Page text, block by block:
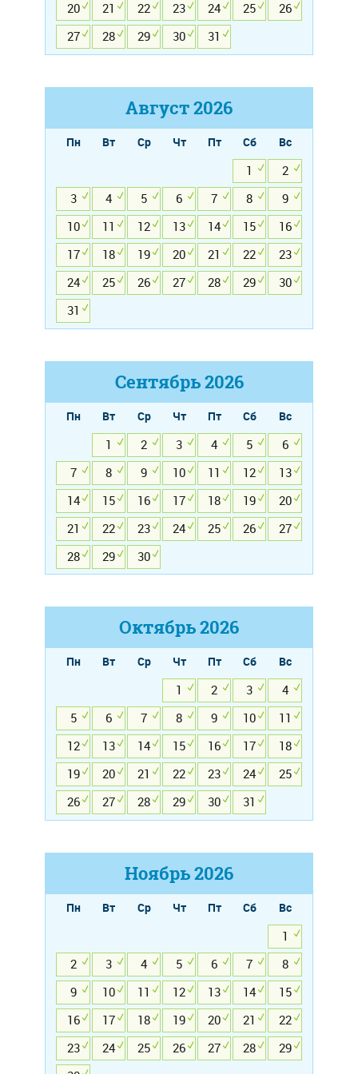
20
21 22 23 24 25
26
27
28 29 30 31
Август2026
Пн Вт Ср Чт Пт Сб
Вс
1
2
3
4 5 6 7 8
9
10
11 12 13 14 15
16
17
18 19 20 21 22
23
24
25 26 27 28 29
30
31
Сентябрь2026
Пн Вт Ср Чт Пт Сб
Вс
1
2 3 4 5
6
7
8 9 10 11 12
13
14
15 16 17 18 19
20
21
22 23 24 25 26
27
28
29 30
Октябрь2026
Пн Вт Ср Чт Пт Сб
Вс
1
2 3
4
5
6 7 8 9 10
11
12
13 14 15 16 17
18
19
20 21 22 23 24
25
26
27 28 29 30 31
Ноябрь2026
Пн Вт Ср Чт Пт Сб
Вс
1
2
3 4 5 6 7
8
9
10 11 12 13 14
15
16
17 18 19 20 21
22
23
24 25 26 27 28
29